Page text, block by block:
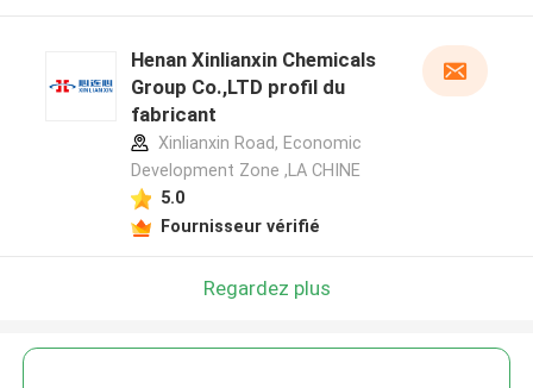
Henan Xinlianxin Chemicals
Group Co.,LTD profil du
fabricant
Xinlianxin Road, Economic
Development Zone ,LA CHINE
5.0
Fournisseur vérifié
Regardez plus